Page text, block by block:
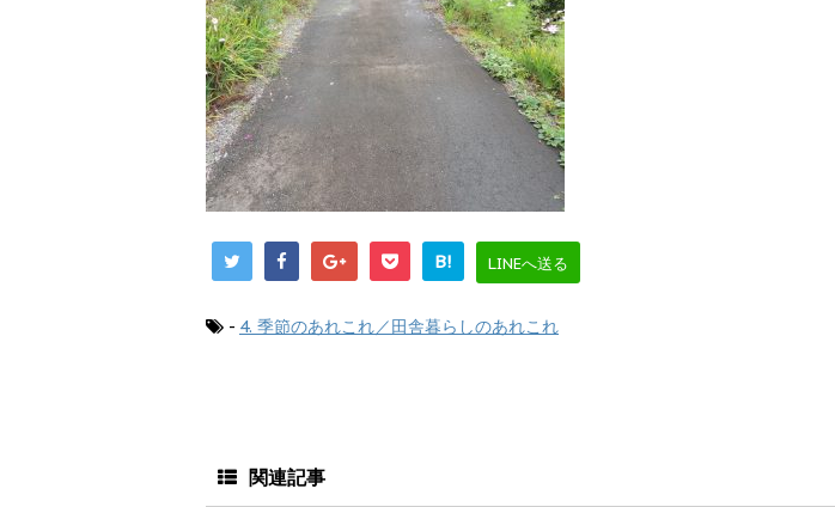
B! LINEへ送る
- 4. 季節のあれこれ／田舎暮らしのあれこれ
関連記事